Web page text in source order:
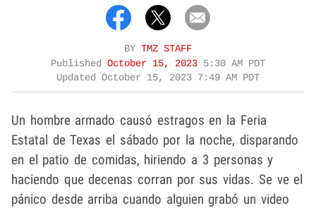
BY TMZ STAFF
Published October 15, 2023 5:30 AM PDT
Updated October 15, 2023 7:49 AM PDT
Un hombre armado causó estragos en la Feria
Estatal de Texas el sábado por la noche, disparando
en el patio de comidas, hiriendo a 3 personas y
haciendo que decenas corran por sus vidas. Se ve el
pánico desde arriba cuando alguien grabó un video